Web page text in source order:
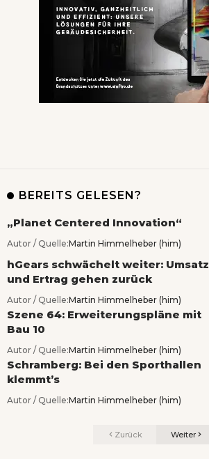
BEREITS GELESEN?
„Planet Centered Innovation“
Autor / Quelle:Martin Himmelheber (him)
hGears schwächelt weiter: Umsatz
und Ertrag gehen zurück
Autor / Quelle:Martin Himmelheber (him)
Szene 64: Erweiterungspläne mit
Bau 10
Autor / Quelle:Martin Himmelheber (him)
Schramberg: Bei den Sporthallen
klemmt’s
Autor / Quelle:Martin Himmelheber (him)
Zurück Weiter